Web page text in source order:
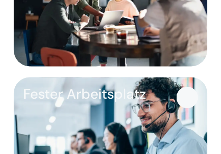
Fester Arbeitsplatz